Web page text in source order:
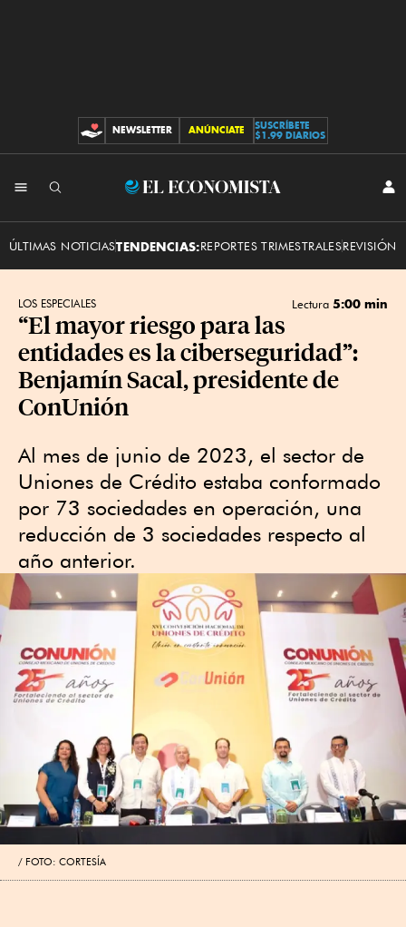
CONTRIBUCIONES
NEWSLETTER ANÚNCIATE
SUSCRÍBETE
$1.99 DIARIOS
El
ÚLTIMAS NOTICIASTENDENCIAS:REPORTES TRIMESTRALESREVISIÓN
LOS ESPECIALES Lectura 5:00 min
“El mayor riesgo para las
entidades es la ciberseguridad”:
Benjamín Sacal, presidente de
ConUnión
Al mes de junio de 2023, el sector de
Uniones de Crédito estaba conformado
por 73 sociedades en operación, una
reducción de 3 sociedades respecto al
año anterior.
FOTO: CORTESÍA